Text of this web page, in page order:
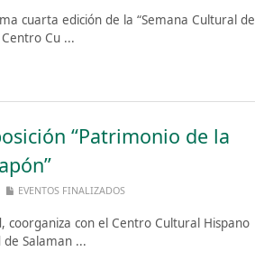
cuarta edición de la “Semana Cultural de
Cu ...
“Patrimonio de la
EVENTOS FINALIZADOS
coorganiza con el Centro Cultural Hispano
de Salaman ...